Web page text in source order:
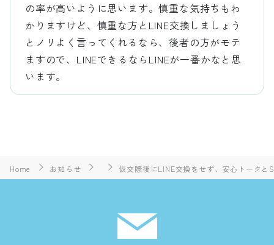
の率が高いように思います。慎重な気持ちもわ
かりますけど、慎重な方とLINE交換しましょう
とノリよく言ってくれるなら、後者の方がモテ
ますので、LINEできるならLINEが一番かなと思
います。
Home お知らせ 仮交際後にLINE交換をせず、安心トーク